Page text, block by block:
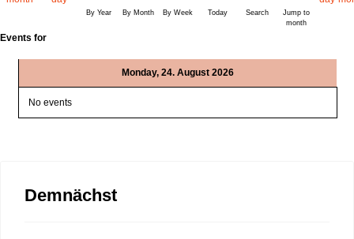
By Year By Month By Week Today Search
Jump to
month
Events for
Monday, 24. August 2026
No events
Demnächst